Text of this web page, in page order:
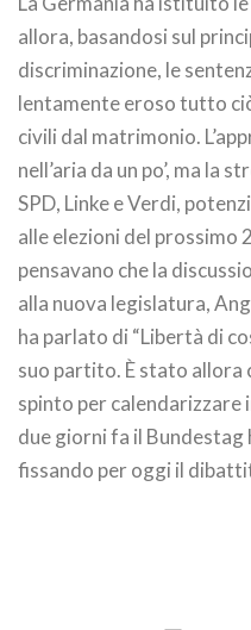
allora, basandosi sul
discriminazione, le
lentamente eroso tutto
civili dal matrimonio.
nell’aria da un po’, ma la
SPD, Linke e Verdi,
alle elezioni del
pensavano che la
alla nuova legislatura,
ha parlato di “Libertà di
suo partito. È stato allora
spinto per calendarizzare
due giorni fa il
fissando per oggi il